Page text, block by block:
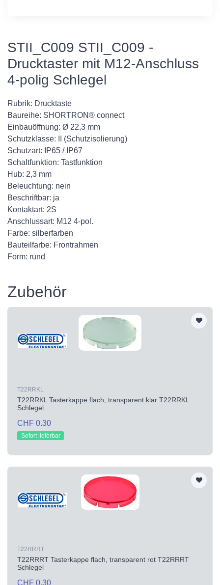
STII_C009 STII_C009 -
Drucktaster mit M12-Anschluss
4-polig Schlegel
Rubrik: Drucktaste
Baureihe: SHORTRON® connect
Einbauöffnung: Ø 22,3 mm
Schutzklasse: II (Schutzisolierung)
Schutzart: IP65 / IP67
Schaltfunktion: Tastfunktion
Hub: 2,3 mm
Beleuchtung: nein
Beschriftbar: ja
Kontaktart: 2S
Anschlussart: M12 4-pol.
Farbe: silberfarben
Bauteilfarbe: Frontrahmen
Form: rund
Zubehör
T22RRKL
T22RRKL Tasterkappe flach, transparent klar T22RRKL
Schlegel
CHF 0.30
Sofort lieferbar
T22RRRT
T22RRRT Tasterkappe flach, transparent rot T22RRRT
Schlegel
CHF 0.30